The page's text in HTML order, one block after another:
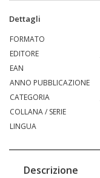
Dettagli
FORMATO
EDITORE
EAN
ANNO PUBBLICAZIONE
CATEGORIA
COLLANA / SERIE
LINGUA
Descrizione